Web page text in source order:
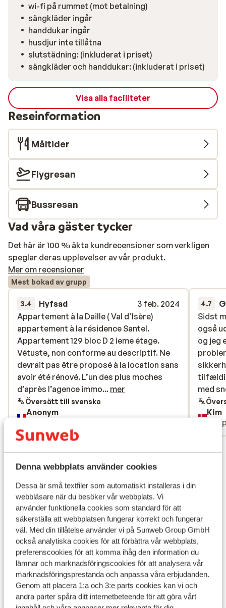
Denna webbplats använder cookies
Dessa är små textfiler som automatiskt installeras i din
webbläsare när du besöker vår webbplats. Vi
använder funktionella cookies som standard för att
säkerställa att webbplatsen fungerar korrekt och fungerar
väl. Med din tillåtelse använder vi på Sunweb Group GmbH
också analytiska cookies för att förbättra vår webbplats,
preferenscookies för att komma ihåg den information du
lämnar och marknadsföringscookies för att analysera vår
marknadsföringsprestanda och anpassa våra erbjudanden.
Genom att placera 1:a och 3:e parts cookies kan vi och
andra parter spåra ditt internetbeteende för att göra vårt
wi-fi på rummet (mot betalning)
sängkläder ingår
handdukar ingår
husdjur inte tillåtna
slutstädning: (inkluderat i priset)
sängkläder och handdukar: (inkluderat i priset)
Visa alla faciliteter
Reseinformation
Måltider
Flygresan
Bussresan
Vad våra gäster tycker
Det här är 100 % äkta kundrecensioner som verkligen
speglar deras upplevelser av vår produkt.
Mer om recensioner
Mest bokad av grupp
3.4 Hyfsad
3 feb. 2024
Appartement à la Daille ( Val d’Isère)
appartement à la résidence Santel.
Appartement 129 bloc D 2 ieme étage.
Vétuste, non conforme au descriptif. Ne
devrait pas être proposé à la location sans
avoir été rénové. L’un des plus moches
d’après l’agence immobilière qui nous a
remis les clefs. une réclamation est en
cours. Réservation 5299400
Appartement à la Daille ( Val d’Isère)
appartement à la résidence Santel.
Appartement 129 bloc D 2 ieme étage.
Vétuste, non conforme au descriptif. Ne
devrait pas être proposé à la location sans
avoir été rénové. L’un des plus moches
d’après l’agence immo... mer
Översätt till svenska
Anonym
4.7
Sidst
også
og jeg
med
når vi
ikke
Le
Sidst
også
og jeg
med
Kim
Läge
Visa på karta
I området
I utkanten av centrum